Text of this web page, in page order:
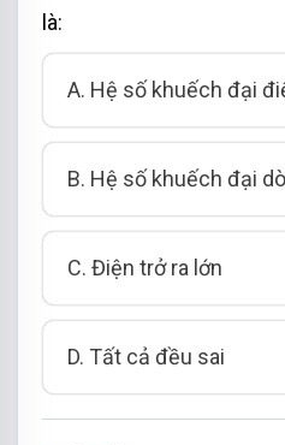
là:
A. Hệ số khuếch đại
B. Hệ số khuếch đại
C. Điện trở ra lớn
D. Tất cả đều sai